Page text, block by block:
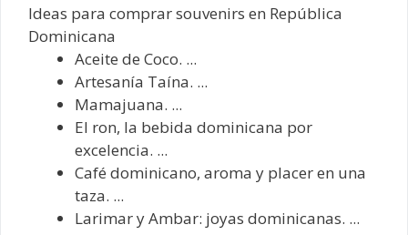
Ideas para comprar souvenirs en República
Dominicana
Aceite de Coco. ...
Artesanía Taína. ...
Mamajuana. ...
El ron, la bebida dominicana por
excelencia. ...
Café dominicano, aroma y placer en una
taza. ...
Larimar y Ambar: joyas dominicanas. ...